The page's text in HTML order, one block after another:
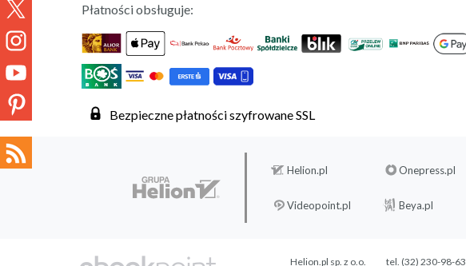
Płatności obsługuje:
Bezpieczne płatności szyfrowane SSL
Helion.pl Onepress.pl
Videopoint.pl Beya.pl
Helion.pl sp. z o.o. tel. (32) 230-98-63